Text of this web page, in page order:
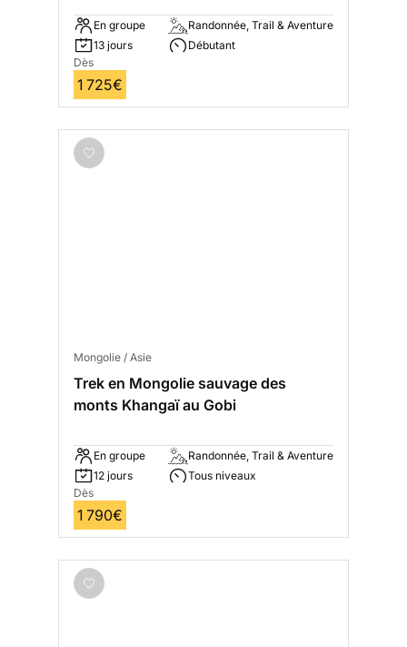
En groupe
13 jours
Randonnée, Trail & Aventure
Débutant
Dès
1 725€
Mongolie / Asie
Trek en Mongolie sauvage des
monts Khangaï au Gobi
En groupe
12 jours
Randonnée, Trail & Aventure
Tous niveaux
Dès
1 790€